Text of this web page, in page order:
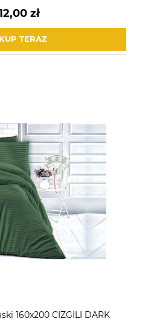
zł
KUP TERAZ
160x200 CIZGILI DARK